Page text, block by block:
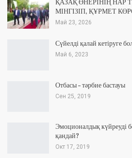
ҚАЗАҚ ӨНЕРІНІҢ НАР
МІНГІЗІП, ҚҰРМЕТ
Май 23, 2026
Сүйелді қалай кетіруге
Май 6, 2023
Отбасы – тәрбие бастауы
Сен 25, 2019
Эмоционалдық күйреуді
қандай?
Окт 17, 2019